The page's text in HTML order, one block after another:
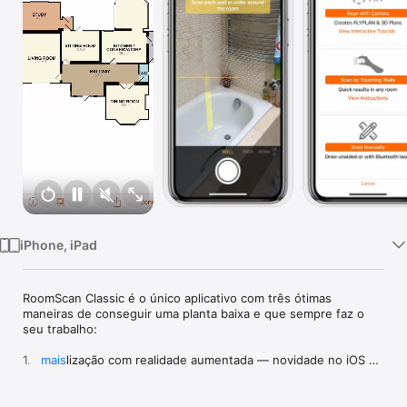
TV
iPhone, iPad
RoomScan Classic é o único aplicativo com três ótimas
maneiras de conseguir uma planta baixa e que sempre faz o
seu trabalho:
1. Digitalização com realidade aumentada — novidade no iOS
mais